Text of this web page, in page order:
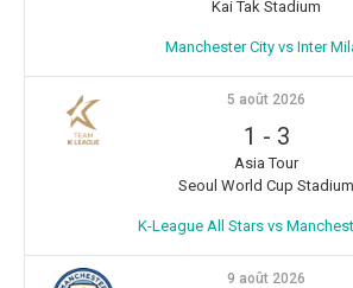
Kai Tak Stadium
Manchester City vs Inter
5 août 2026
1 - 3
Asia Tour
Seoul World Cup Stadium
K-League All Stars vs
9 août 2026